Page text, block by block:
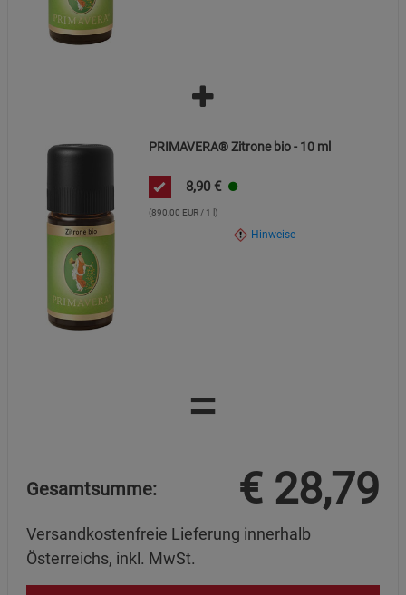
PRIMAVERA® Zitrone bio - 10 ml
8,90 €
(890,00 EUR / 1 l)
Hinweise
=
Gesamtsumme: € 28,79
Versandkostenfreie Lieferung innerhalb
Österreichs, inkl. MwSt.